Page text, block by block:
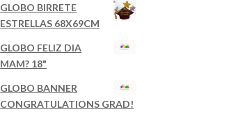
GLOBO BIRRETE
ESTRELLAS 68X69CM
GLOBO FELIZ DIA
MAM? 18"
GLOBO BANNER
CONGRATULATIONS GRAD!